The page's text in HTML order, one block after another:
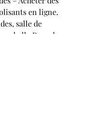
en ligne.
salle de
Rage des